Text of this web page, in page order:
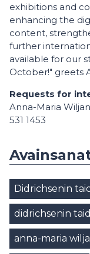
exhibitions and
enhancing the
content,
further
available for our
October!" greets
Requests for
Anna-Maria
531 1453
Didrichsenin
didrichsenin
anna-maria